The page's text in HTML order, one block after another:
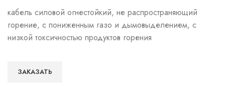
кабель силовой огнестойкий, не распространяющий
горение, с пониженным газо и дымовыделением, с
низкой токсичностью продуктов горения
ЗАКАЗАТЬ